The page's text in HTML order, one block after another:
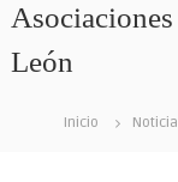
las
Jornadas
Gastro-
Buscasetas
León
Inicio